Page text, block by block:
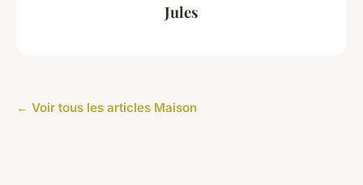
Jules
← Voir tous les articles Maison